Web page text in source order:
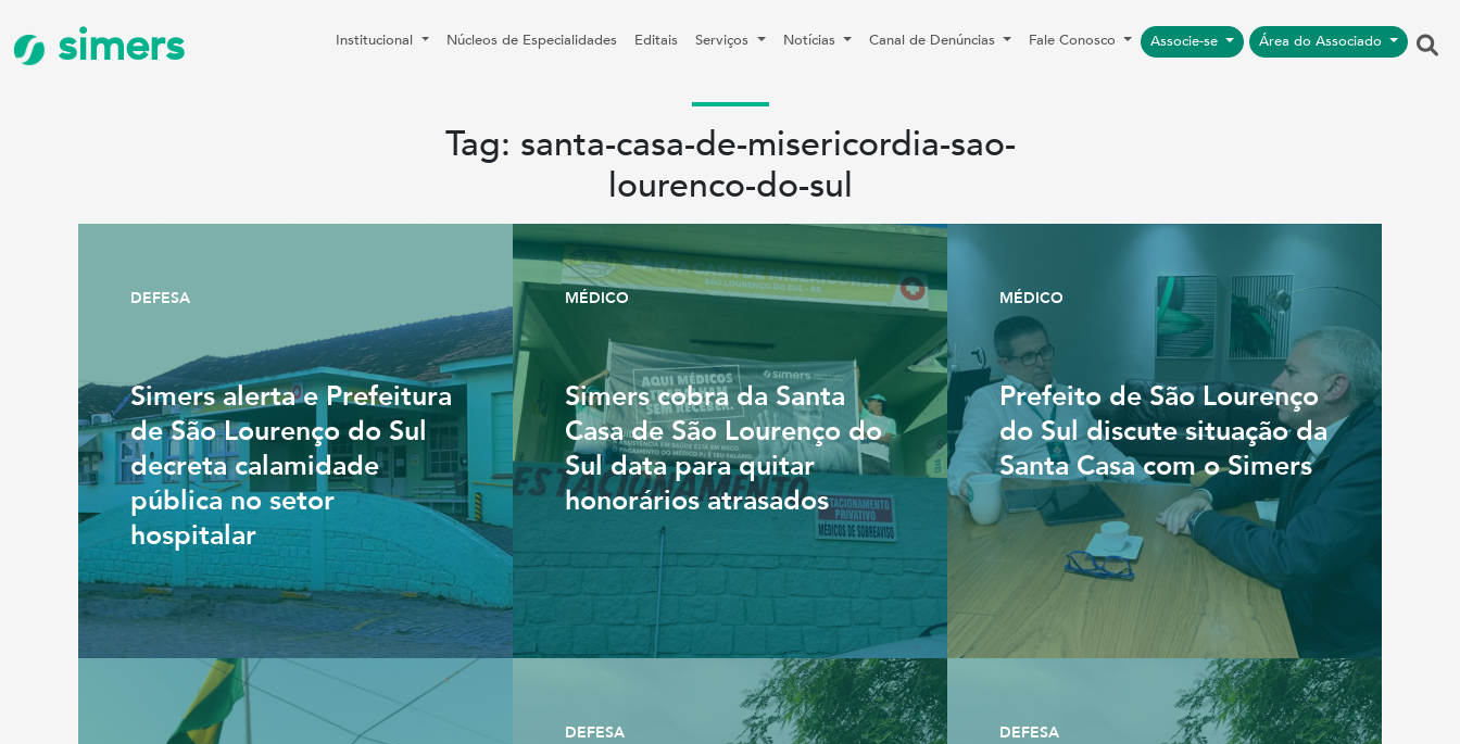
simers Institucional Núcleos de Especialidades Editais Serviços Notícias Canal de Denúncias Fale Conosco Associe-se Área do Associado
Tag: santa-casa-de-misericordia-sao-
lourenco-do-sul
DEFESA
Simers alerta e Prefeitura
de São Lourenço do Sul
decreta calamidade
pública no setor
hospitalar
MÉDICO
Simers cobra da Santa
Casa de São Lourenço do
Sul data para quitar
honorários atrasados
MÉDICO
Prefeito de São Lourenço
do Sul discute situação da
Santa Casa com o Simers
DEFESA DEFESA